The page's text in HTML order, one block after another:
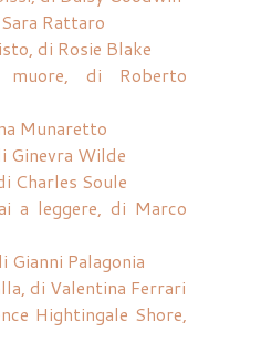
Rattaro
di Rosie Blake
di Roberto
Munaretto
Ginevra Wilde
Charles Soule
a leggere, di Marco
Gianni Palagonia
di Valentina Ferrari
Hightingale Shore,